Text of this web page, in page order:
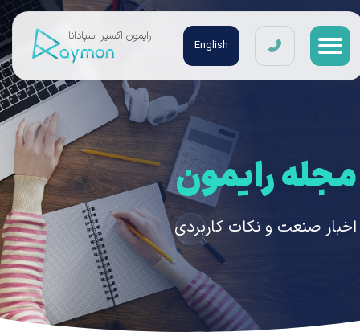
مجله رایمون
اخبار صنعت و نکات کاربردی
​رایمون اکسیر اسپادانا
English